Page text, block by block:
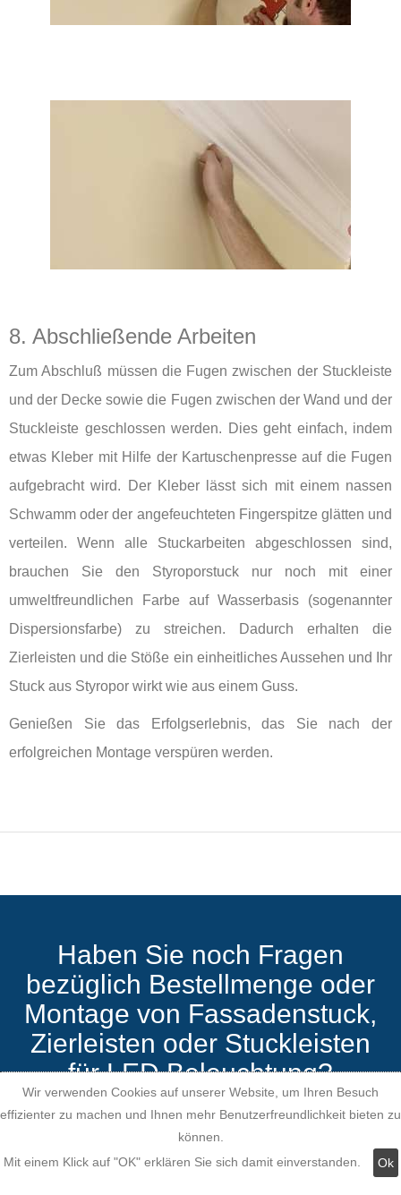
8. Abschließende Arbeiten
Zum Abschluß müssen die Fugen zwischen der Stuckleiste
und der Decke sowie die Fugen zwischen der Wand und der
Stuckleiste geschlossen werden. Dies geht einfach, indem
etwas Kleber mit Hilfe der Kartuschenpresse auf die Fugen
aufgebracht wird. Der Kleber lässt sich mit einem nassen
Schwamm oder der angefeuchteten Fingerspitze glätten und
verteilen. Wenn alle Stuckarbeiten abgeschlossen sind,
brauchen Sie den Styroporstuck nur noch mit einer
umweltfreundlichen Farbe auf Wasserbasis (sogenannter
Dispersionsfarbe) zu streichen. Dadurch erhalten die
Zierleisten und die Stöße ein einheitliches Aussehen und Ihr
Stuck aus Styropor wirkt wie aus einem Guss.
Genießen Sie das Erfolgserlebnis, das Sie nach der
erfolgreichen Montage verspüren werden.
Haben Sie noch Fragen
bezüglich Bestellmenge oder
Montage von Fassadenstuck,
Zierleisten oder Stuckleisten
für LED Beleuchtung?
Wir verwenden Cookies auf unserer Website, um Ihren Besuch
effizienter zu machen und Ihnen mehr Benutzerfreundlichkeit bieten zu
können.
Mit einem Klick auf "OK" erklären Sie sich damit einverstanden.
Ok